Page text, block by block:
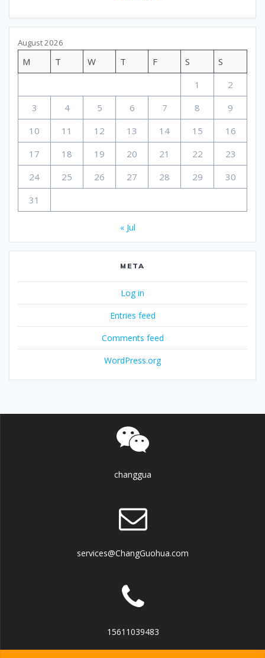
August 2026
M T W T F S
S
1
2
3
4 5 6 7 8
9
10
11 12 13 14 15
16
17
18 19 20 21 22
23
24
25 26 27 28 29
30
31
« Jul
META
Log in
Entries feed
Comments feed
WordPress.org
changgua
services@ChangGuohua.com
15611039483